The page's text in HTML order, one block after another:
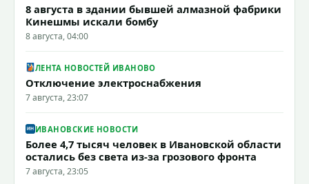
8 августа в здании бывшей алмазной фабрики
Кинешмы искали бомбу
8 августа, 04:00
ЛЕНТА НОВОСТЕЙ ИВАНОВО
Отключение электроснабжения
7 августа, 23:07
ИВАНОВСКИЕ НОВОСТИ
Более 4,7 тысяч человек в Ивановской области
остались без света из-за грозового фронта
7 августа, 23:05